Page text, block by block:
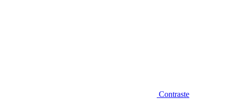
Contraste